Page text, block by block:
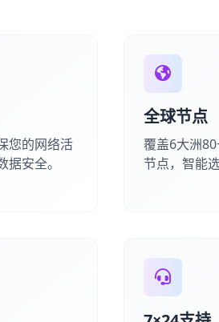
您的网络活
安全。
全球节点
覆盖6大洲
节点，智能